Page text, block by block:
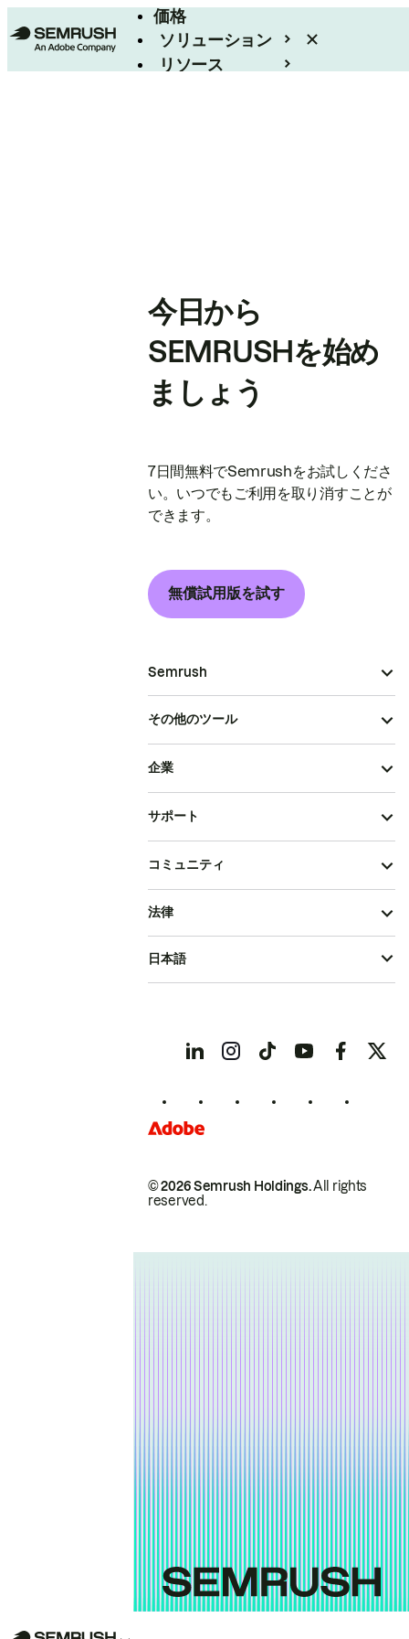
価格
ソリューション
リソース
今日から
SEMRUSHを始め
ましょう
7日間無料でSemrushをお試しくださ
い。いつでもご利用を取り消すことが
できます。
無償試用版を試す
Semrush
その他のツール
企業
サポート
コミュニティ
© 2026 Semrush Holdings.All rights
reserved.
法律
日本語